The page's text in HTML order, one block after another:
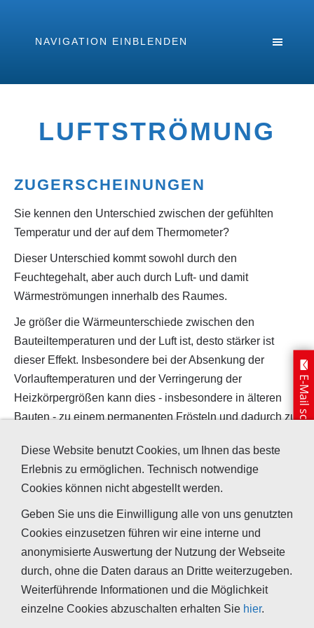
NAVIGATION EINBLENDEN
LUFTSTRÖMUNG
ZUGERSCHEINUNGEN
Sie kennen den Unterschied zwischen der gefühlten
Temperatur und der auf dem Thermometer?
Dieser Unterschied kommt sowohl durch den
Feuchtegehalt, aber auch durch Luft- und damit
Wärmeströmungen innerhalb des Raumes.
Je größer die Wärmeunterschiede zwischen den
Bauteiltemperaturen und der Luft ist, desto stärker ist
dieser Effekt. Insbesondere bei der Absenkung der
Vorlauftemperaturen und der Verringerung der
Heizkörpergrößen kann dies - insbesondere in älteren
Bauten - zu einem permanenten Frösteln und dadurch zu
führen, was das Problem nochmals verstärkt.
Wärmeleitung. Die bedeutet auch, dass der Heizbedarf
bei zunehmender Luftfeuchte ansteigt, um dem
Wärmeabfluss vom Körper entgegenzuwirken.
E-Mail schreiben
Diese Website benutzt Cookies, um Ihnen das beste
Erlebnis zu ermöglichen. Technisch notwendige
Cookies können nicht abgestellt werden.
Geben Sie uns die Einwilligung alle von uns genutzten
Cookies einzusetzen führen wir eine interne und
anonymisierte Auswertung der Nutzung der Webseite
durch, ohne die Daten daraus an Dritte weiterzugeben.
Weiterführende Informationen und die Möglichkeit
einzelne Cookies abzuschalten erhalten Sie hier.